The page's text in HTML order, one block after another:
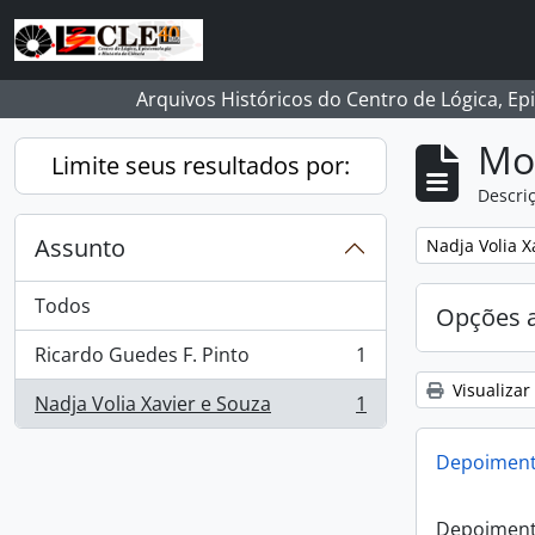
Skip to main content
Arquivos Históricos do Centro de Lógica,
Limite seus resultados por:
Assunto
Todos
Ricardo Guedes F. Pinto
, 1 resultados
1
Nadja Volia Xavier e Souza
, 1 resultados 1
Remover
Nadja Volia
Opções